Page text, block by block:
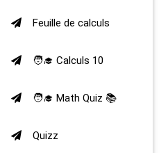
Feuille de calculs
🧑‍🎓 Calculs 10
🧑‍🎓 Math Quiz 📚
Quizz